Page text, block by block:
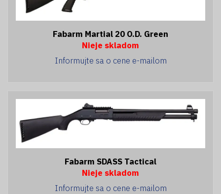
Fabarm Martial 20 O.D. Green
Nieje skladom
Informujte sa o cene e-mailom
Fabarm SDASS Tactical
Nieje skladom
Informujte sa o cene e-mailom